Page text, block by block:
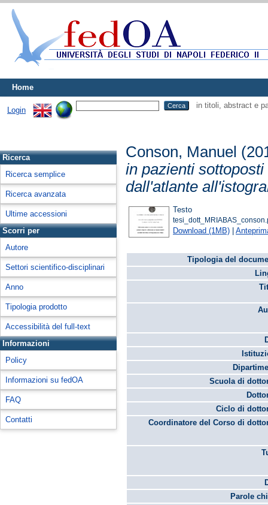
Home
Login
in titoli, abstract e
Ricerca
Ricerca semplice
Ricerca avanzata
Ultime accessioni
Scorri per
Autore
Settori scientifico-disciplinari
Anno
Tipologia prodotto
Accessibilità del full-text
Informazioni
Policy
Informazioni su fedOA
FAQ
Contatti
Conson, Manuel
in pazienti
dall'atlante
Testo
Download (1MB) |
Tipologia del
Scuola di
Ciclo di
Coordinatore del Corso di
Parole